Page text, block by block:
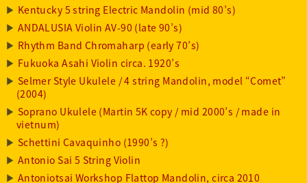
Kentucky 5 string Electric Mandolin (mid 80’s)
ANDALUSIA Violin AV-90 (late 90’s)
Rhythm Band Chromaharp (early 70’s)
Fukuoka Asahi Violin circa. 1920’s
Selmer Style Ukulele / 4 string Mandolin, model “Comet”
(2004)
Soprano Ukulele (Martin 5K copy / mid 2000’s / made in
vietnum)
Schettini Cavaquinho (1990’s ?)
Antonio Sai 5 String Violin
Antoniotsai Workshop Flattop Mandolin, circa 2010